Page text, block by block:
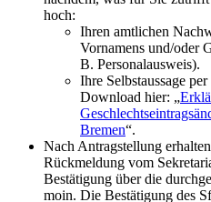
hoch:
Ihren amtlichen
Vornamens und/oder
B. Personalausweis).
Ihre Selbstaussage
Download hier: „
Bremen“.
Nach Antragstellung
Rückmeldung vom
Bestätigung über die
moin. Die Bestätigung des